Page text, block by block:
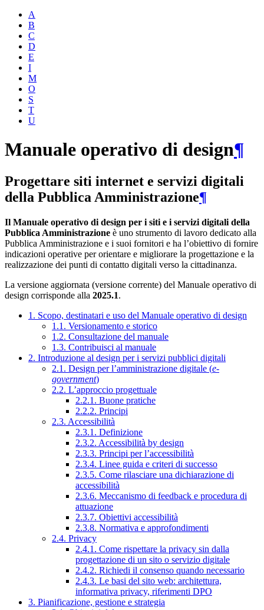
A
B
C
D
E
I
M
O
S
T
U
Manuale operativo di design¶
Progettare siti internet e servizi digitali
della Pubblica Amministrazione¶
Il Manuale operativo di design per i siti e i servizi digitali della
Pubblica Amministrazione è uno strumento di lavoro dedicato alla
Pubblica Amministrazione e i suoi fornitori e ha l’obiettivo di fornire
indicazioni operative per orientare e migliorare la progettazione e la
realizzazione dei punti di contatto digitali verso la cittadinanza.
La versione aggiornata (versione corrente) del Manuale operativo di
design corrisponde alla 2025.1.
1. Scopo, destinatari e uso del Manuale operativo di design
1.1. Versionamento e storico
1.2. Consultazione del manuale
1.3. Contribuisci al manuale
2. Introduzione al design per i servizi pubblici digitali
2.1. Design per l’amministrazione digitale (e-
government)
2.2. L’approccio progettuale
2.2.1. Buone pratiche
2.2.2. Principi
2.3. Accessibilità
2.3.1. Definizione
2.3.2. Accessibilità by design
2.3.3. Principi per l’accessibilità
2.3.4. Linee guida e criteri di successo
2.3.5. Come rilasciare una dichiarazione di
accessibilità
2.3.6. Meccanismo di feedback e procedura di
attuazione
2.3.7. Obiettivi accessibilità
2.3.8. Normativa e approfondimenti
2.4. Privacy
2.4.1. Come rispettare la privacy sin dalla
progettazione di un sito o servizio digitale
2.4.2. Richiedi il consenso quando necessario
2.4.3. Le basi del sito web: architettura,
informativa privacy, riferimenti DPO
3. Pianificazione, gestione e strategia